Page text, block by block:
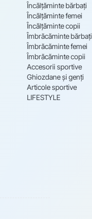
Încălțăminte bărbați
Încălțăminte femei
Încălțăminte copii
Îmbrăcăminte bărbați
Îmbrăcăminte femei
Îmbrăcăminte copii
Accesorii sportive
Ghiozdane și genți
Articole sportive
LIFESTYLE